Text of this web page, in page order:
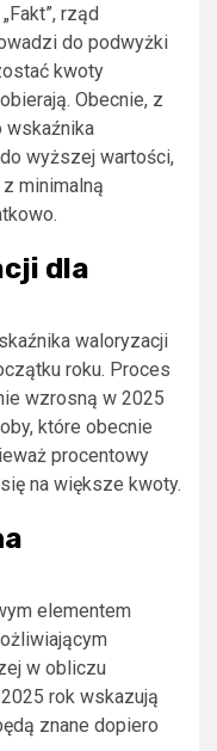
rząd
do podwyżki
kwoty
Obecnie, z
wskaźnika
wyższej wartości,
minimalną
dla
waloryzacji
roku. Proces
wzrosną w 2025
które obecnie
procentowy
na większe kwoty.
elementem
w obliczu
rok wskazują
znane dopiero